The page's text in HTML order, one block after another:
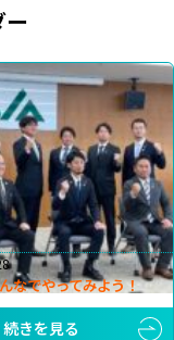
なでやってみよう！
続きを見る